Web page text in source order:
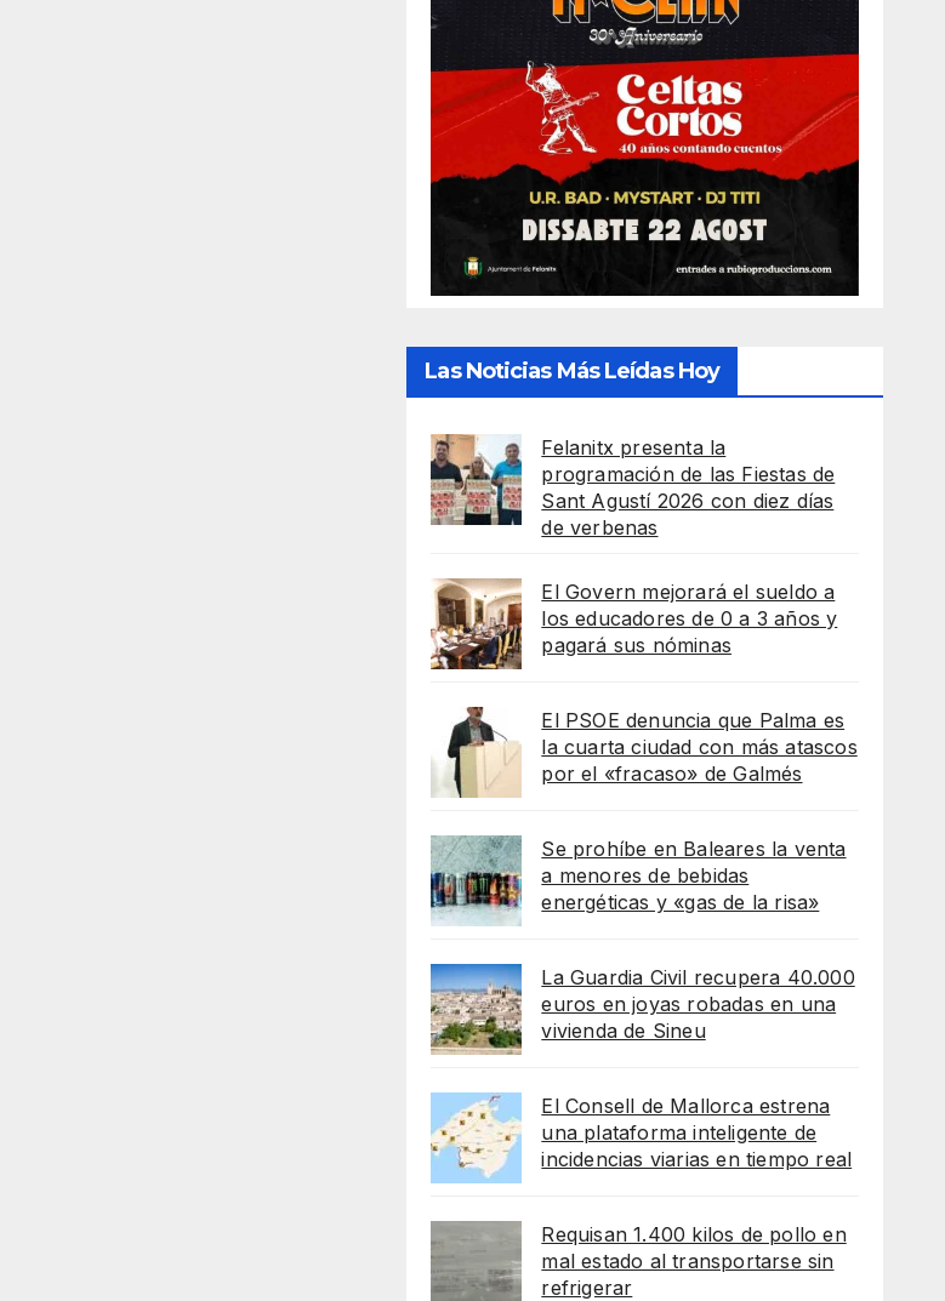
Las Noticias Más Leídas Hoy
Felanitx presenta la
programación de las Fiestas de
Sant Agustí 2026 con diez días
de verbenas
El Govern mejorará el sueldo a
los educadores de 0 a 3 años y
pagará sus nóminas
El PSOE denuncia que Palma es
la cuarta ciudad con más atascos
por el «fracaso» de Galmés
Se prohíbe en Baleares la venta
a menores de bebidas
energéticas y «gas de la risa»
La Guardia Civil recupera 40.000
euros en joyas robadas en una
vivienda de Sineu
El Consell de Mallorca estrena
una plataforma inteligente de
incidencias viarias en tiempo real
Requisan 1.400 kilos de pollo en
mal estado al transportarse sin
refrigerar